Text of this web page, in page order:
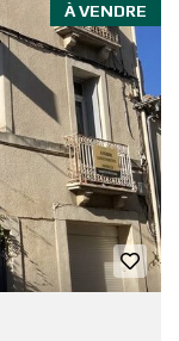
À VENDRE